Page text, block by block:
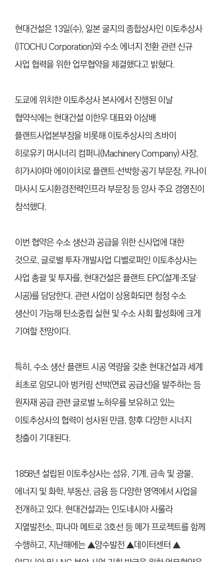
현대건설은 13일(수), 일본 굴지의 종합상사인 이토추상사
(ITOCHU Corporation)와 수소 에너지 전환 관련 신규
사업 협력을 위한 업무협약을 체결했다고 밝혔다.
도쿄에 위치한 이토추상사 본사에서 진행된 이날
협약식에는 현대건설 이한우 대표와 이상배
플랜트사업본부장을 비롯해 이토추상사의 츠바이
히로유키 머시너리 컴퍼니(Machinery Company) 사장,
히가시야마 에이이치로 플랜트·선박항·공기 부문장, 카나이
마사시 도시환경전력인프라 부문장 등 양사 주요 경영진이
참석했다.
이번 협약은 수소 생산과 공급을 위한 신사업에 대한
것으로, 글로벌 투자·개발사업 디벨로퍼인 이토추상사는
사업 총괄 및 투자를, 현대건설은 플랜트 EPC(설계·조달·
시공)를 담당한다. 관련 사업이 상용화되면 청정 수소
생산이 가능해 탄소중립 실현 및 수소 사회 활성화에 크게
기여할 전망이다.
특히, 수소 생산 플랜트 시공 역량을 갖춘 현대건설과 세계
최초로 암모니아 벙커링 선박(연료 공급선)을 발주하는 등
원자재 공급 관련 글로벌 노하우를 보유하고 있는
이토추상사의 협력이 성사된 만큼, 향후 다양한 시너지
창출이 기대된다.
1858년 설립된 이토추상사는 섬유, 기계, 금속 및 광물,
에너지 및 화학, 부동산, 금융 등 다양한 영역에서 사업을
전개하고 있다. 현대건설과는 인도네시아 사룰라
지열발전소, 파나마 메트로 3호선 등 메가 프로젝트를 함께
수행하고, 지난해에는 ▲양수발전 ▲데이터센터 ▲